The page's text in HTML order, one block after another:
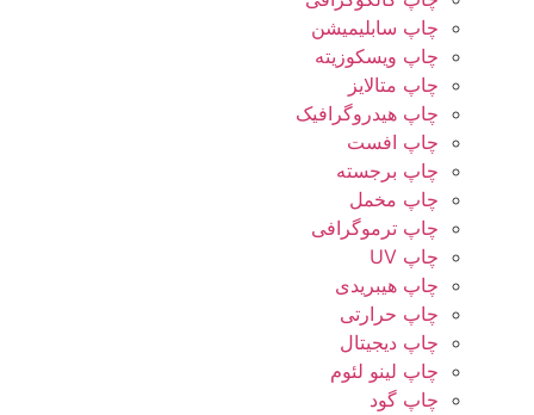
چاپ سابلیمیشن
چاپ ویسکوزیته
چاپ متالایز
چاپ هیدروگرافیک
چاپ افست
چاپ برجسته
چاپ مخمل
چاپ ترموگرافی
چاپ UV
چاپ هیبریدی
چاپ حرارتی
چاپ دیجیتال
چاپ لینو لئوم
چاپ گود